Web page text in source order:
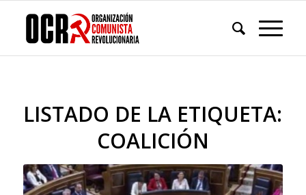
LISTADO DE LA ETIQUETA:
COALICIÓN